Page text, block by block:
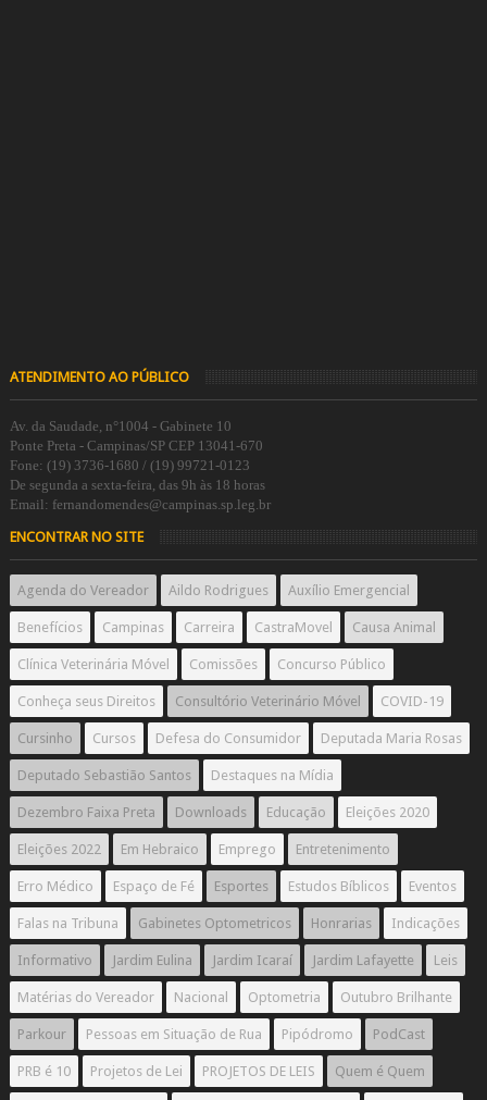
ATENDIMENTO AO PÚBLICO
Av. da Saudade, n°1004 - Gabinete 10
Ponte Preta - Campinas/SP CEP 13041-670
Fone: (19) 3736-1680 / (19) 99721-0123
De segunda a sexta-feira, das 9h às 18 horas
Email: fernandomendes@campinas.sp.leg.br
ENCONTRAR NO SITE
Agenda do Vereador Aildo Rodrigues Auxílio Emergencial
Benefícios Campinas Carreira CastraMovel Causa Animal
Clínica Veterinária Móvel Comissões Concurso Público
Conheça seus Direitos Consultório Veterinário Móvel COVID-19
Cursinho Cursos Defesa do Consumidor Deputada Maria Rosas
Deputado Sebastião Santos Destaques na Mídia
Dezembro Faixa Preta Downloads Educação Eleições 2020
Eleições 2022 Em Hebraico Emprego Entretenimento
Erro Médico Espaço de Fé Esportes Estudos Bíblicos Eventos
Falas na Tribuna Gabinetes Optometricos Honrarias Indicações
Informativo Jardim Eulina Jardim Icaraí Jardim Lafayette Leis
Matérias do Vereador Nacional Optometria Outubro Brilhante
Parkour Pessoas em Situação de Rua Pipódromo PodCast
PRB é 10 Projetos de Lei PROJETOS DE LEIS Quem é Quem